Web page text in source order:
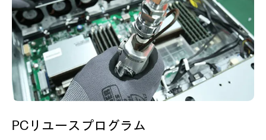
PCリユースプログラム